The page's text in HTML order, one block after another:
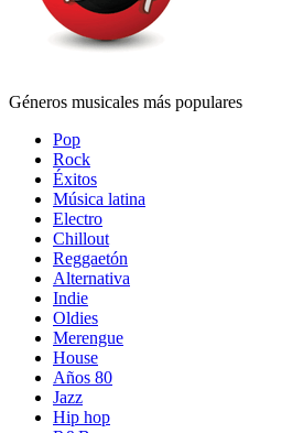
Géneros musicales más populares
Pop
Rock
Éxitos
Música latina
Electro
Chillout
Reggaetón
Alternativa
Indie
Oldies
Merengue
House
Años 80
Jazz
Hip hop